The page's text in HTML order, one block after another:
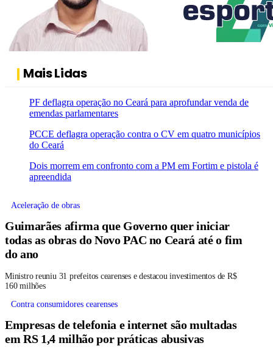
Mais Lidas
PF deflagra operação no Ceará para aprofundar venda de
emendas parlamentares
PCCE deflagra operação contra o CV em quatro municípios
do Ceará
Dois morrem em confronto com a PM em Fortim e pistola é
apreendida
Aceleração de obras
Guimarães afirma que Governo quer iniciar
todas as obras do Novo PAC no Ceará até o fim
do ano
Ministro reuniu 31 prefeitos cearenses e destacou investimentos de R$
160 milhões
Contra consumidores cearenses
Empresas de telefonia e internet são multadas
em RS 1,4 milhão por práticas abusivas